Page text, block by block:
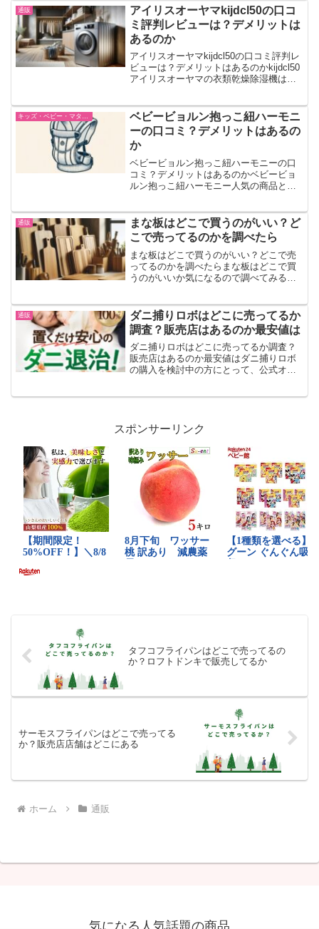
になるところです。台所のエリート洗剤
300gがやっと無くなっ...
通販
アイリスオーヤマkijdcl50の口コ
ミ評判レビューは？デメリットは
あるのか
アイリスオーヤマkijdcl50の口コミ評判レ
ビューは？デメリットはあるのかkijdcl50
アイリスオーヤマの衣類乾燥除湿機は、
い環境でも快適に衣類を乾燥させること
が...
キッズ・ベビー・マタニティー
ベビービョルン抱っこ紐ハーモニ
ーの口コミ？デメリットはあるの
か
ベビービョルン抱っこ紐ハーモニーの口
コミ？デメリットはあるのかベビービョ
ルン抱っこ紐ハーモニー人気の商品とい
悪い口コミがあるのか デメリットについ
てはどうなのか調べ...
通販
まな板はどこで買うのがいい？ど
こで売ってるのかを調べたら
まな板はどこで買うのがいい？どこで売
ってるのかを調べたらまな板はどこで買
うのがいいか気になるので調べてみるこ
ことができるので、気にならないと言う
人もいると思いますが、人...
通販
ダニ捕りロボはどこに売ってるか
調査？販売店はあるのか最安値は
ダニ捕りロボはどこに売ってるか調査？
販売店はあるのか最安値はダニ捕りロボ
の購入を検討中の方にとって、公式オン
スポンサーリンク
タフコフライパンはどこで売ってるの
か？ロフトドンキで販売してるか
サーモスフライパンはどこで売ってる
か？販売店店舗はどこにある
ホーム 通販
気になる人気話題の商品